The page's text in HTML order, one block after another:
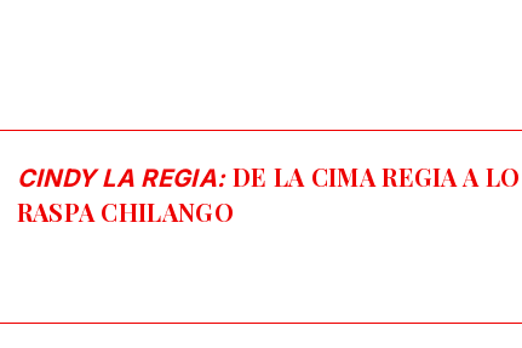
CINDY LA REGIA:DE LA CIMA REGIA A LO
RASPA CHILANGO